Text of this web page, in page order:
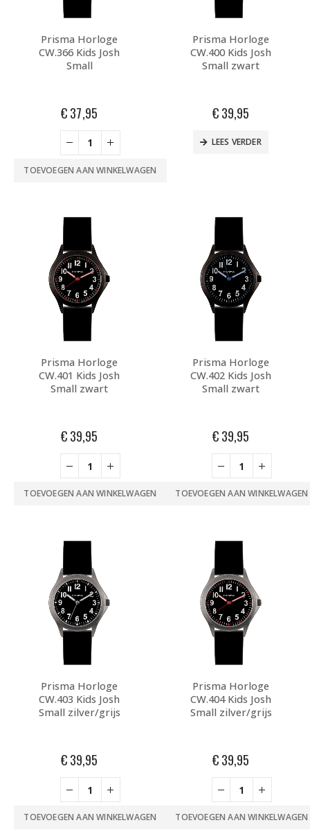
Prisma Horloge
CW.366 Kids Josh
Small
€37,95
TOEVOEGEN AAN WINKELWAGEN
Prisma Horloge
CW.400 Kids Josh
Small zwart
€39,95
LEES VERDER
Prisma Horloge
CW.401 Kids Josh
Small zwart
€39,95
TOEVOEGEN AAN WINKELWAGEN
Prisma Horloge
CW.402 Kids Josh
Small zwart
€39,95
TOEVOEGEN AAN WINKELWAGEN
Prisma Horloge
CW.403 Kids Josh
Small zilver/grijs
€39,95
TOEVOEGEN AAN WINKELWAGEN
Prisma Horloge
CW.404 Kids Josh
Small zilver/grijs
€39,95
TOEVOEGEN AAN WINKELWAGEN